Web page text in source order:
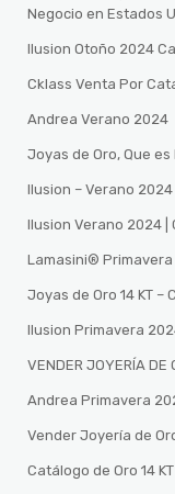
Negocio en Estados
Ilusion Otoño 2024
Cklass Venta Por
Andrea Verano 2024
Joyas de Oro, Que
Ilusion – Verano
Ilusion Verano 2024 |
Lamasini®️
Joyas de Oro 14 KT –
Ilusion Primavera
VENDER JOYERÍA DE
Andrea Primavera
Vender Joyería de
Catálogo de Oro 14 KT